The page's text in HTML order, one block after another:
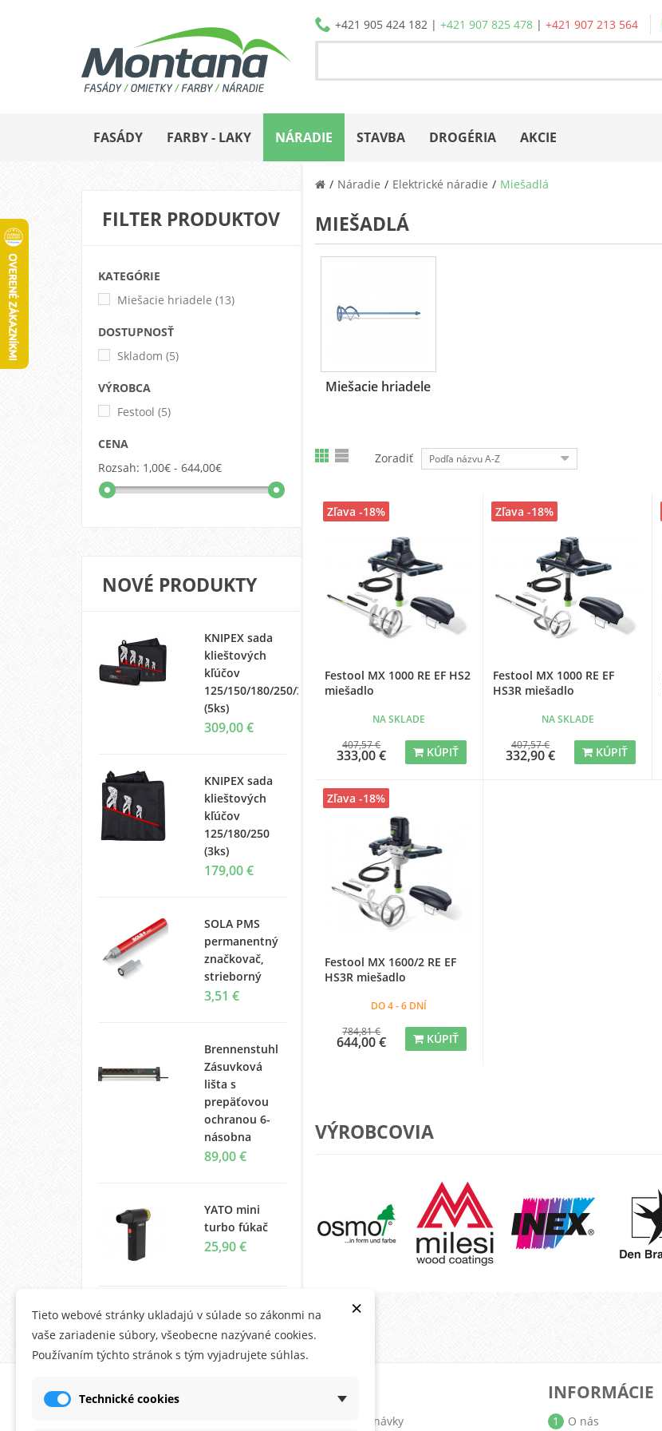
+421 905 424 182| +421 907 825 478| +421 907 213 564
FASÁDY FARBY - LAKY NÁRADIE STAVBA DROGÉRIA AKCIE
FILTER PRODUKTOV
KATEGÓRIE
Miešacie hriadele (13)
DOSTUPNOSŤ
Skladom (5)
VÝROBCA
Festool (5)
CENA
Rozsah: 1,00€ - 644,00€
NOVÉ PRODUKTY
KNIPEX sada
klieštových
kľúčov
125/150/180/250/300
(5ks)
309,00 €
KNIPEX sada
klieštových
kľúčov
125/180/250
(3ks)
179,00 €
SOLA PMS
permanentný
značkovač,
strieborný
3,51 €
Brennenstuhl
Zásuvková
lišta s
prepäťovou
ochranou 6-
násobna
89,00 €
YATO mini
turbo fúkač
25,90 €
Zobraziť všetky
Náradie Elektrické náradie Miešadlá
MIEŠADLÁ
Miešacie hriadele
Zoradiť Podľa názvu A-Z
Festool MX 1000 RE EF HS2
miešadlo
NA SKLADE
407,57 €
333,00 € KÚPIŤ
Zľava -18%
Festool MX 1000 RE EF
HS3R miešadlo
NA SKLADE
407,57 €
332,90 € KÚPIŤ
Zľava -18%
Festool MX 1600/2 RE EF
HS3R miešadlo
DO 4 - 6 DNÍ
784,81 €
644,00 € KÚPIŤ
Zľava -18%
VÝROBCOVIA
O MONTANA.SK ÚČET
Objednávky
INFORMÁCIE
O nás
1
×
Tieto webové stránky ukladajú v súlade so zákonmi na
vaše zariadenie súbory, všeobecne nazývané cookies.
Používaním týchto stránok s tým vyjadrujete súhlas.
Technické cookies